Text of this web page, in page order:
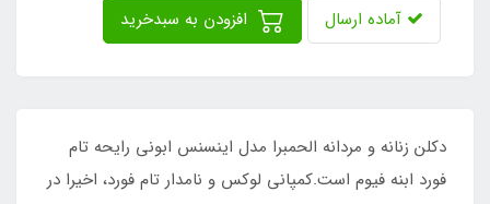
آماده ارسال
دکلن زنانه و مردانه الحمبرا مدل اینسنس ابونی رایحه تام
فورد ابنه فیوم است.کمپانی لوکس و نامدار تام فورد، اخیرا در